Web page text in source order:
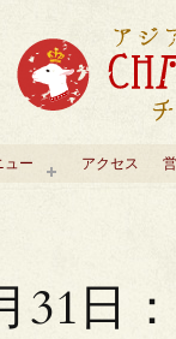
ュー アクセス
31日：